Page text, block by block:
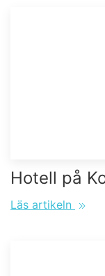
Hotell på
Läs artikeln